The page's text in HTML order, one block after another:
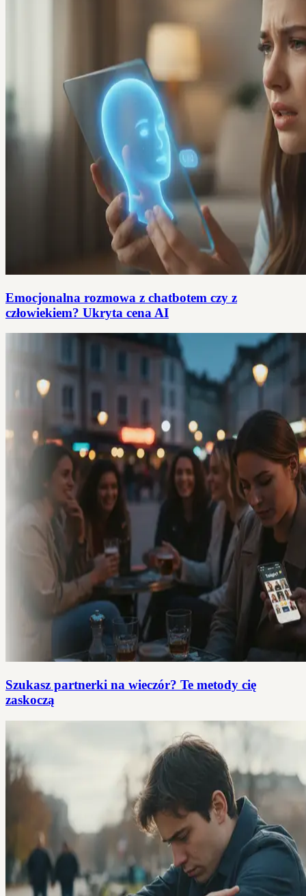
Emocjonalna rozmowa z chatbotem czy z
człowiekiem? Ukryta cena AI
Szukasz partnerki na wieczór? Te metody cię
zaskoczą